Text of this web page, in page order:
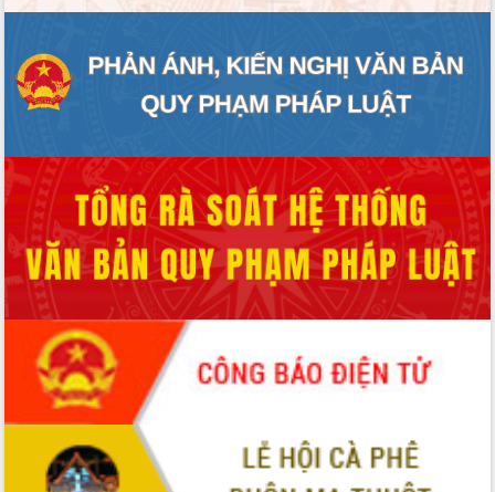
xuất khẩu sầu riêng và triển khai quy
Thứ trưởng Bộ Nông nghiệp và Môi
trường Nguyễn Hoàng Hiệp khảo sát
vùng trồng và doanh nghiệp đóng gói
Trình diễn nghệ thuật chế biến các
món ăn từ sầu riêng
Đắk Lắk công bố Quy hoạch và xúc
tiến đầu tư tỉnh
Ngành cá ngừ Đắk Lắk chủ động thích
ứng để giữ vững thị trường xuất khẩu
Diễn đàn Kinh tế tư nhân Việt Nam đột
phá cơ chế - Hợp tác công tư
Đề án 06 tạo bước ngoặt đột phá trong
cải cách hành chính tỉnh Đắk Lắk
Kết nối tour, đẩy mạnh chuyển đổi số
để phát triển du lịch Đắk Lắk
Khởi động Dự án Đầu tư xây dựng hạ
tầng kỹ thuật Cụm công nghiệp Tân